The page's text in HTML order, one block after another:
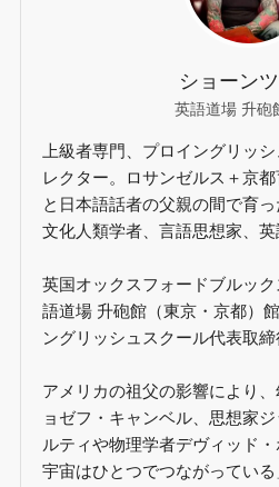
ショーン
英語道場 升砲
上級者専門、プロイングリッ
レクター。ロサンゼルス＋京
と日本語話者の父親の間で育
文化人類学者、言語思想家、英
英国オックスフォードブルッ
語道場 升砲館（東京・京都）
ングリッシュスクール代表取締
アメリカの祖父の影響により
ョゼフ・キャンベル、思想家
ルティや物理学者デヴィッド
宇宙はひとつでつながってい